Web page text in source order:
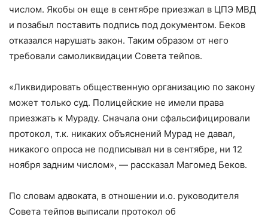
числом. Якобы он еще в сентябре приезжал в ЦПЭ МВД
и позабыл поставить подпись под документом. Беков
отказался нарушать закон. Таким образом от него
требовали самоликвидации Совета тейпов.
«Ликвидировать общественную организацию по закону
может только суд. Полицейские не имели права
приезжать к Мураду. Сначала они сфальсифицировали
протокол, т.к. никаких объяснений Мурад не давал,
никакого опроса не подписывал ни в сентябре, ни 12
ноября задним числом», — рассказал Магомед Беков.
По словам адвоката, в отношении и.о. руководителя
Совета тейпов выписали протокол об